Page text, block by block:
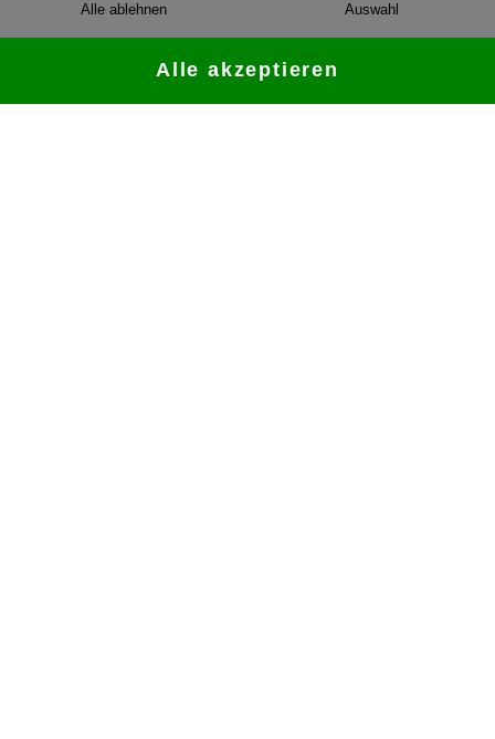
Auswahl
Alle ablehnen
Alle akzeptieren